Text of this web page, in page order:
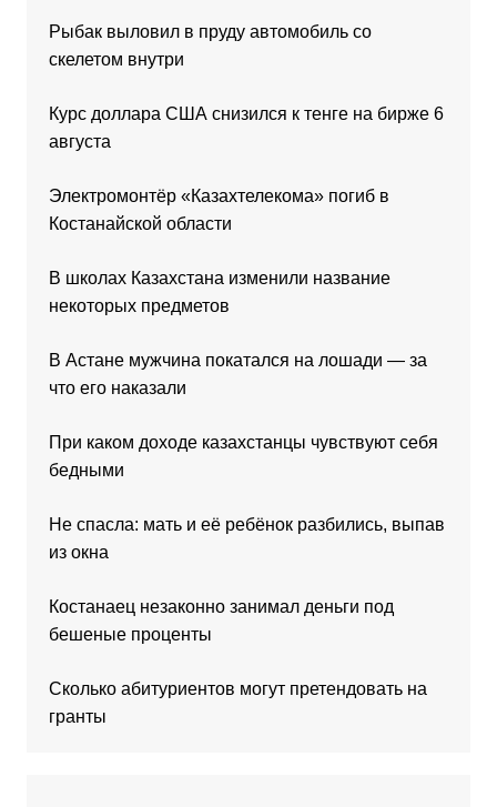
Рыбак выловил в пруду автомобиль со
скелетом внутри
Курс доллара США снизился к тенге на бирже 6
августа
Электромонтёр «Казахтелекома» погиб в
Костанайской области
В школах Казахстана изменили название
некоторых предметов
В Астане мужчина покатался на лошади — за
что его наказали
При каком доходе казахстанцы чувствуют себя
бедными
Не спасла: мать и её ребёнок разбились, выпав
из окна
Костанаец незаконно занимал деньги под
бешеные проценты
Сколько абитуриентов могут претендовать на
гранты